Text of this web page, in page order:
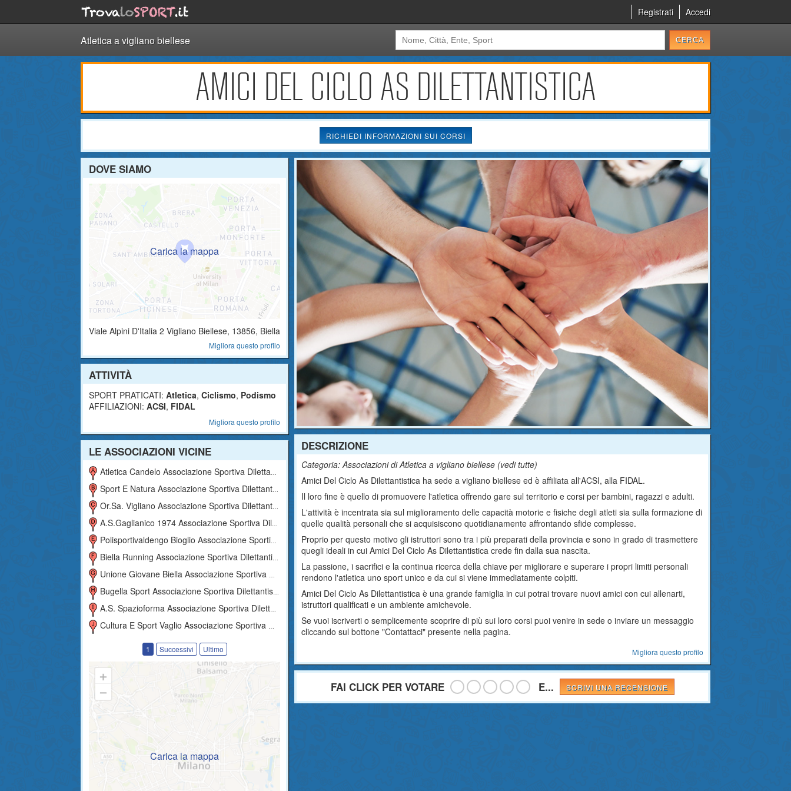
Registrati Accedi
Atletica a vigliano biellese
AMICI DEL CICLO AS DILETTANTISTICA
RICHIEDI INFORMAZIONI SUI CORSI
DOVE SIAMO
Viale Alpini D'Italia 2 Vigliano Biellese, 13856, Biella
Migliora questo profilo
ATTIVITÀ
SPORT PRATICATI: Atletica, Ciclismo, Podismo
AFFILIAZIONI: ACSI, FIDAL
Migliora questo profilo
LE ASSOCIAZIONI VICINE
Atletica Candelo Associazione Sportiva Dilettantistica
Sport E Natura Associazione Sportiva Dilettantistica
Or.sa. Vigliano Associazione Sportiva Dilettantistica
A.s.gaglianico 1974 Associazione Sportiva Dilettantistica
Polisportivaldengo Bioglio Associazione Sportiva Dilettantistica
Biella Running Associazione Sportiva Dilettantistica
Unione Giovane Biella Associazione Sportiva Dilettantistica
Bugella Sport Associazione Sportiva Dilettantistica
A.s. Spazioforma Associazione Sportiva Dilettantistica
Cultura E Sport Vaglio Associazione Sportiva Dilettantistica
1 Successivi Ultimo
Carica la mappa
DESCRIZIONE
Categoria: Associazioni di Atletica a vigliano biellese (vedi tutte)
Amici Del Ciclo As Dilettantistica ha sede a vigliano biellese ed è affiliata all'ACSI, alla FIDAL.
Il loro fine è quello di promuovere l'atletica offrendo gare sul territorio e corsi per bambini, ragazzi e adulti.
L'attività è incentrata sia sul miglioramento delle capacità motorie e fisiche degli atleti sia sulla formazione di
quelle qualità personali che si acquisiscono quotidianamente affrontando sfide complesse.
Proprio per questo motivo gli istruttori sono tra i più preparati della provincia e sono in grado di trasmettere
quegli ideali in cui Amici Del Ciclo As Dilettantistica crede fin dalla sua nascita.
La passione, i sacrifici e la continua ricerca della chiave per migliorare e superare i propri limiti personali
rendono l'atletica uno sport unico e da cui si viene immediatamente colpiti.
Amici Del Ciclo As Dilettantistica è una grande famiglia in cui potrai trovare nuovi amici con cui allenarti,
istruttori qualificati e un ambiente amichevole.
Se vuoi iscriverti o semplicemente scoprire di più sui loro corsi puoi venire in sede o inviare un messaggio
cliccando sul bottone "Contattaci" presente nella pagina.
Migliora questo profilo
FAI CLICK PER VOTARE E... SCRIVI UNA RECENSIONE